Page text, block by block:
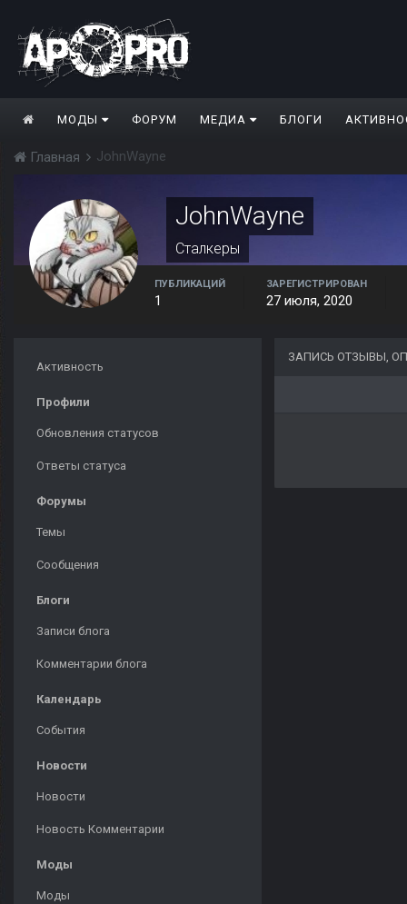
МОДЫ ФОРУМ МЕДИА БЛОГИ
Главная JohnWayne
JohnWayne
Сталкеры
ПУБЛИКАЦИЙ
1
ЗАРЕГИСТРИРОВАН
27 июля, 2020
Активность
Профили
Обновления статусов
Ответы статуса
Форумы
Темы
Сообщения
Блоги
Записи блога
Комментарии блога
Календарь
События
Новости
Новости
Новость Комментарии
Моды
Моды
ЗАПИСЬ ОТЗЫВЫ,